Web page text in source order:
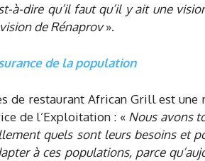
à-dire qu’il faut qu’il y ait une
de Rénaprov».
de la population
de restaurant African Grill est une
de l’Exploitation : « Nous avons
quels sont leurs besoins et
à ces populations, parce